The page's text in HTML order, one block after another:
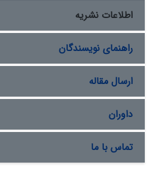
اطلاعات نشریه
راهنمای نویسندگان
ارسال مقاله
داوران
تماس با ما